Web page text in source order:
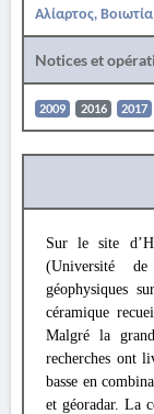
Αλίαρτος, Βοιωτία
Notices et
2009 2016 2017
Sur le site
(Université
géophysiques
céramique
Malgré la
recherches ont
basse en
et géoradar. La